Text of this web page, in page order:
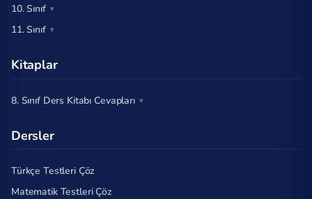
10. Sınıf
11. Sınıf
Kitaplar
8. Sınıf Ders Kitabı Cevapları
Dersler
Türkçe Testleri Çöz
Matematik Testleri Çöz